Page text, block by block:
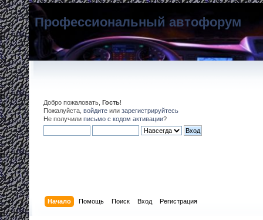
Профессиональный автофорум
Добро пожаловать, Гость!
Пожалуйста, войдите или зарегистрируйтесь
Не получили письмо с кодом активации?
Начало Помощь Поиск Вход Регистрация